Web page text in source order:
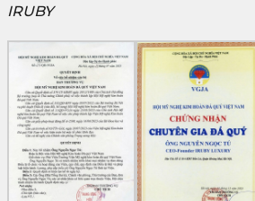
IRUBY